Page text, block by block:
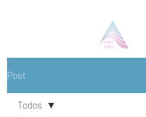
Post
Todos